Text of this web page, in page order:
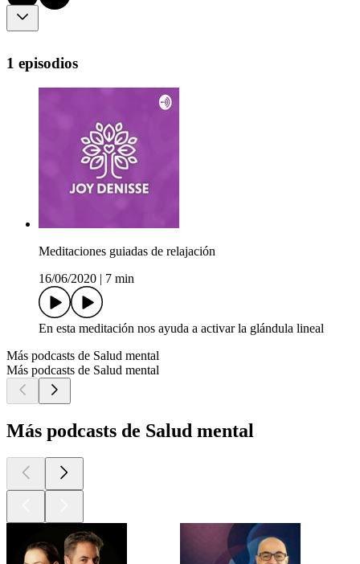
1 episodios
Meditaciones guiadas de relajación
16/06/2020 | 7 min
En esta meditación nos ayuda a activar la glándula lineal
Más podcasts de Salud mental
Más podcasts de Salud mental
Más podcasts de Salud mental